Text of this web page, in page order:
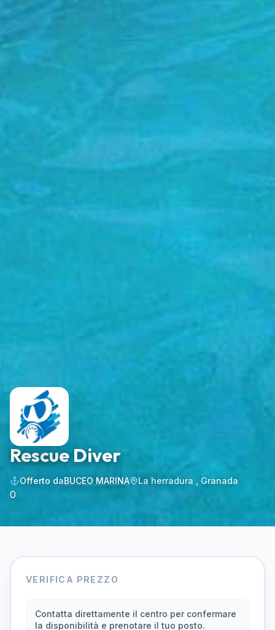
Rescue Diver
Offerto daBUCEO MARINA La herradura , Granada
0
VERIFICA PREZZO
Contatta direttamente il centro per confermare
la disponibilità e prenotare il tuo posto.